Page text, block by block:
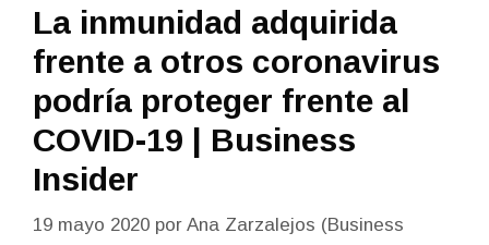
La inmunidad adquirida
frente a otros coronavirus
podría proteger frente al
COVID-19 | Business
Insider
19 mayo 2020 por Ana Zarzalejos (Business